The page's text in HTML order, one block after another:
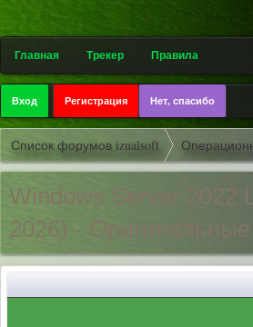
Главная Трекер Правила
Вход Регистрация Нет, спасибо
Список форумов izualsoft
Windows Server 2022
2026) - Оригинальные